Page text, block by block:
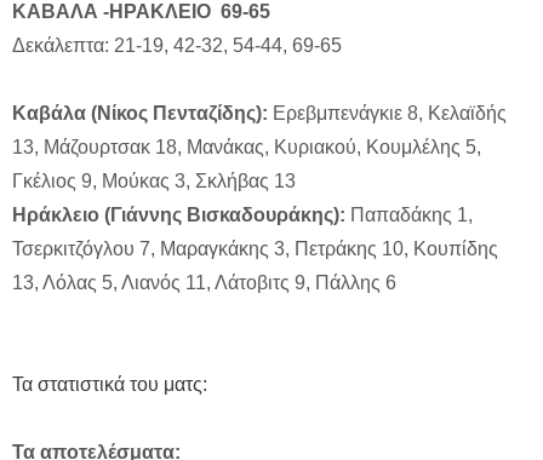
ΚΑΒΑΛΑ -ΗΡΑΚΛΕΙO 69-65
Δεκάλεπτα: 21-19, 42-32, 54-44, 69-65
Καβάλα (Νίκος Πενταζίδης): Ερεβμπενάγκιε 8, Κελαϊδής
13, Μάζουρτσακ 18, Μανάκας, Κυριακού, Κουμλέλης 5,
Γκέλιος 9, Μούκας 3, Σκλήβας 13
Ηράκλειο (Γιάννης Βισκαδουράκης): Παπαδάκης 1,
Τσερκιτζόγλου 7, Μαραγκάκης 3, Πετράκης 10, Κουπίδης
13, Λόλας 5, Λιανός 11, Λάτοβιτς 9, Πάλλης 6
Τα στατιστικά του ματς:
Τα αποτελέσματα: